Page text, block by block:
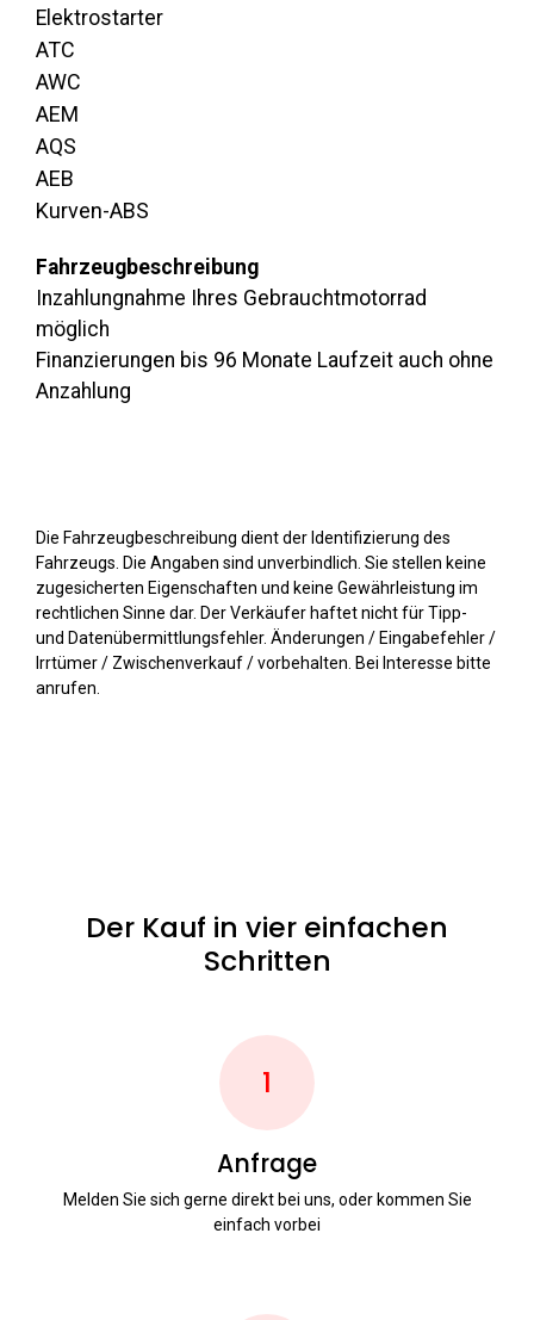
Elektrostarter
ATC
AWC
AEM
AQS
AEB
Kurven-ABS
Fahrzeugbeschreibung
Inzahlungnahme Ihres Gebrauchtmotorrad
möglich
Finanzierungen bis 96 Monate Laufzeit auch ohne
Anzahlung
Die Fahrzeugbeschreibung dient der Identifizierung des
Fahrzeugs. Die Angaben sind unverbindlich. Sie stellen keine
zugesicherten Eigenschaften und keine Gewährleistung im
rechtlichen Sinne dar. Der Verkäufer haftet nicht für Tipp-
und Datenübermittlungsfehler. Änderungen / Eingabefehler /
Irrtümer / Zwischenverkauf / vorbehalten. Bei Interesse bitte
anrufen.
Der Kauf in vier einfachen
Schritten
1
Anfrage
Melden Sie sich gerne direkt bei uns, oder kommen Sie
einfach vorbei